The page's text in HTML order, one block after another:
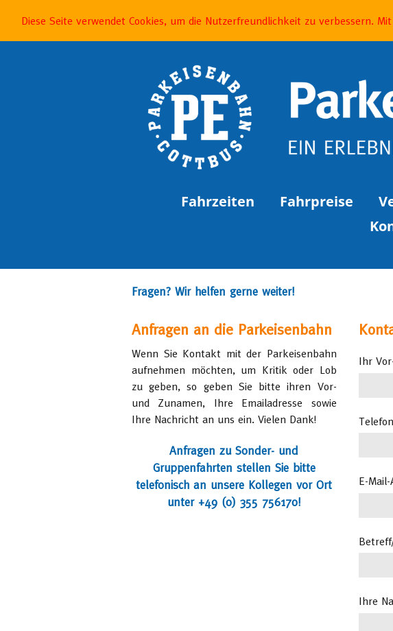
Fahrzeiten Fahrpreise
Fragen? Wir helfen gerne weiter!
Anfragen an die Parkeisenbahn
Wenn Sie Kontakt mit der Parkeisenbahn
aufnehmen möchten, um Kritik oder Lob
zu geben, so geben Sie bitte ihren Vor-
und Zunamen, Ihre Emailadresse sowie
Ihre Nachricht an uns ein. Vielen Dank!
Anfragen zu Sonder- und
Gruppenfahrten stellen Sie bitte
telefonisch an unsere Kollegen vor Ort
unter +49 (0) 355 756170!
Ihr
E-
Ihre
Diese Seite verwendet Cookies, um die Nutzerfreundlichkeit zu verbessern.